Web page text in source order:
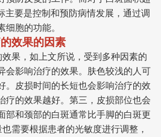
主要是控制和预防病情发展，通过调
胞的功能。
效果的因素
果，如上文所说，受到多种因素的
会影响治疗的效果。肤色较浅的人可
。皮损时间的长短也会影响治疗的效
疗的效果越好。第三，皮损部位也会
部和颈部的白斑通常比手脚的白斑更
需要根据患者的光敏度进行调整，